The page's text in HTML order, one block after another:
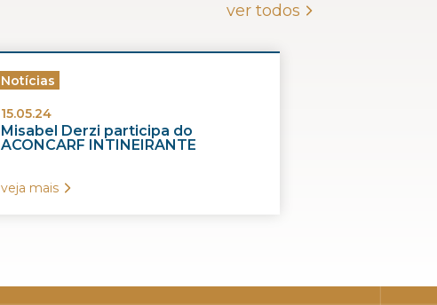
ver todos
Notícias
15.05.24
Misabel Derzi participa do
ACONCARF INTINEIRANTE
veja mais